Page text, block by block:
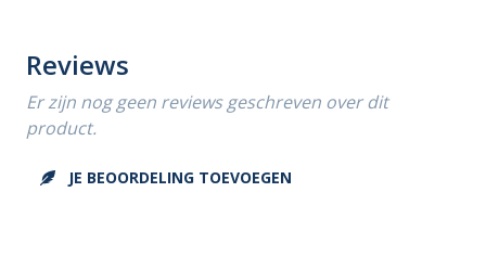
Reviews
Er zijn nog geen reviews geschreven over dit
product.
JE BEOORDELING TOEVOEGEN